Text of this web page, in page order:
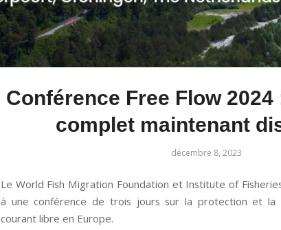
Conférence Free Flow
complet maintenant
décembre 8, 2023
Le World Fish Migration Foundation et Institute of
à une conférence de trois jours sur la protection et la
courant libre en Europe.